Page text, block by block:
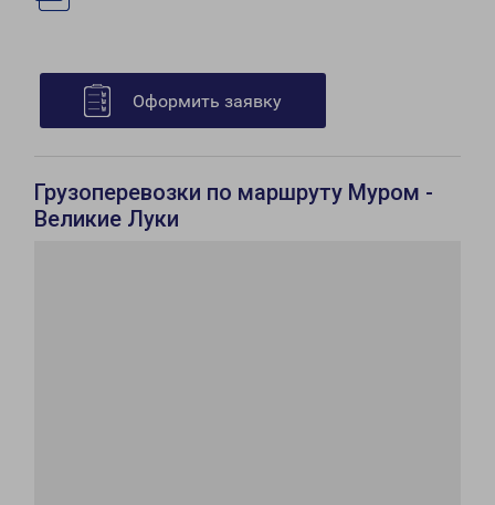
Оформить заявку
Грузоперевозки по маршруту Муром -
Великие Луки